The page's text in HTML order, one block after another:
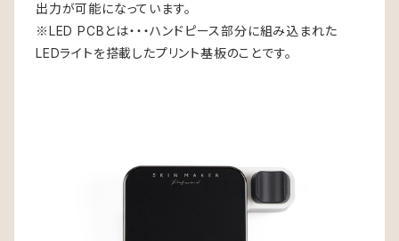
出力が可能になっています。
※LED PCBとは・・・ハンドピース部分に組み込まれた
LEDライトを搭載したプリント基板のことです。